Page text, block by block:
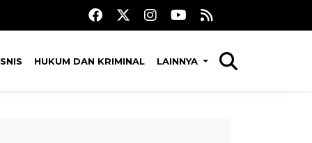
HUKUM DAN KRIMINAL LAINNYA